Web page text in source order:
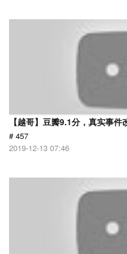
【越哥】豆瓣9.1分，真实事
# 457
2019-12-13 07:46